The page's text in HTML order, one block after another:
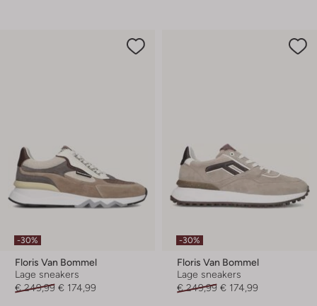
-30%
Floris Van Bommel
Lage sneakers
€ 249,99 € 174,99
-30%
Floris Van Bommel
Lage sneakers
€ 249,99 € 174,99